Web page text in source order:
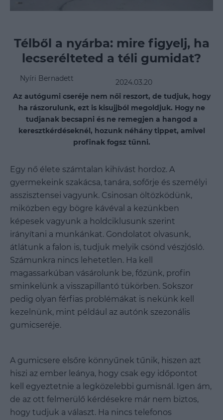
Télből a nyárba: mire figyelj, ha
lecserélteted a téli gumidat?
Nyíri Bernadett
2024.03.20
Az autógumi cseréje nem női reszort, de tudjuk, hogy
ha rászorulunk, ezt is kisujjból megoldjuk. Hogy ne
tudjanak becsapni és ne remegjen a hangod a
keresztkérdéseknél, hozunk néhány tippet, amivel
profinak fogsz tűnni.
Egy nő élete számtalan kihívást hordoz. A
gyermekeink szakácsa, tanára, sofőrje és személyi
asszisztensei vagyunk. Csinosan öltözködünk,
miközben egy bögre kávéval a kezünkben
képesek vagyunk a holdciklusunk szerint
irányítani a munkánkat. Gondolatot olvasunk,
átlátunk a falon is, tudjuk melyik csönd vészjósló.
Számunkra nincs lehetetlen. Ha kell
magassarkúban vásárolunk be, főzünk, profin
sminkelünk a visszapillantó tükörben. Sokszor
pedig olyan férfias problémákat is nekünk kell
kezelnünk, mint például az autónk szezonális
gumicseréje.
A gumicsere elsőre könnyűnek tűnik, hiszen azt
hiszi az ember leánya, hogy csak egy időpontot
kell egyeztetnie a legközelebbi gumisnál. Igen ám,
de az ott felmerülő kérdésekre már nem biztos,
hogy tudjuk a választ. Ha nincs telefonos